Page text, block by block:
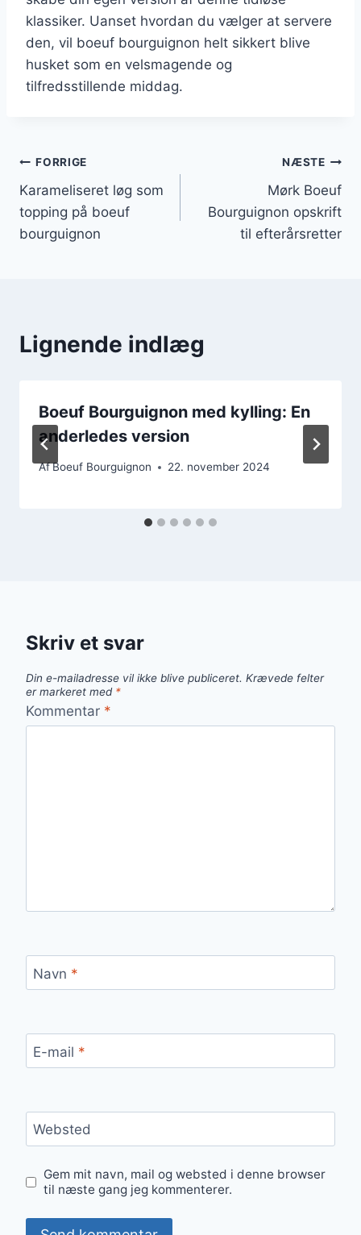
klassiker. Uanset hvordan du vælger at servere
den, vil boeuf bourguignon helt sikkert blive
husket som en velsmagende og
tilfredsstillende middag.
Indlægsnavigation
FORRIGE
Karameliseret løg som
topping på boeuf
bourguignon
NÆSTE
Mørk Boeuf
Bourguignon opskrift
til efterårsretter
Lignende indlæg
Boeuf Bourguignon med kylling: En
anderledes version
AfBoeuf Bourguignon 22. november 2024
Skriv et svar
Din e-mailadresse vil ikke blive publiceret. Krævede felter
er markeret med *
Kommentar *
Navn *
E-mail *
Websted
Gem mit navn, mail og websted i denne browser
til næste gang jeg kommenterer.